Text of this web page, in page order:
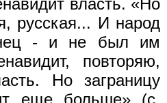
русская... И народ
- и не был им
повторяю,
Но заграницу
еще больше» (с.